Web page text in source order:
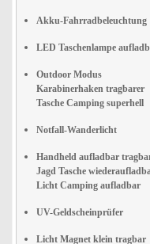
Akku-Fahrradbeleuchtung
LED Taschenlampe
Outdoor Modus
Karabinerhaken tragbarer
Tasche Camping superhell
Notfall-Wanderlicht
Handheld aufladbar
Jagd Tasche
Licht Camping aufladbar
UV-Geldscheinprüfer
Licht Magnet klein tragbar